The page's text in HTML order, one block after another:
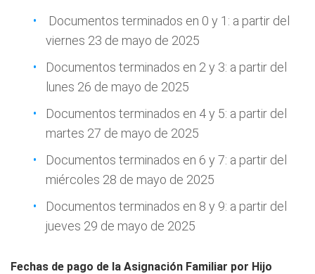
Documentos terminados en 0 y 1: a partir del
viernes 23 de mayo de 2025
Documentos terminados en 2 y 3: a partir del
lunes 26 de mayo de 2025
Documentos terminados en 4 y 5: a partir del
martes 27 de mayo de 2025
Documentos terminados en 6 y 7: a partir del
miércoles 28 de mayo de 2025
Documentos terminados en 8 y 9: a partir del
jueves 29 de mayo de 2025
Fechas de pago de la Asignación Familiar por Hijo